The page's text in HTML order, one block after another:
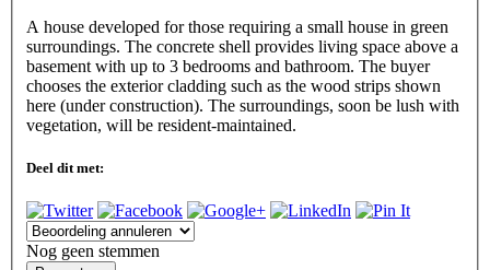
A house developed for those requiring a small house in green
surroundings. The concrete shell provides living space above a
basement with up to 3 bedrooms and bathroom. The buyer
chooses the exterior cladding such as the wood strips shown
here (under construction). The surroundings, soon be lush with
vegetation, will be resident-maintained.
Deel dit met:
Nog geen stemmen